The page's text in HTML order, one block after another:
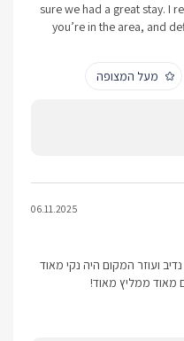
sure we had a great stay. I
you’re in the area, and
מעל המצופה
06.11.2025
ועוזר המקום היה נקי מאוד
מאוד ממליץ מאוד!